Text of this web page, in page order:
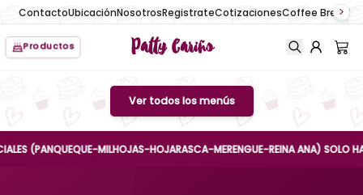
ContactoUbicaciónNosotrosRegistrateCotizacionesCoffee Break
Productos Patty Cariño
Ver todos los menús
(PANQUEQUE-MILHOJAS-HOJARASCA-MERENGUE-REINA ANA) SOLO HASTA